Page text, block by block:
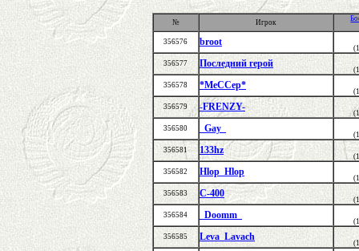
№ Игрок
356576 broot
356577
Последний герой
356578
*МеССер*
356579
-FRENZY-
356580
_Gay_
356581
133hz
356582
Hlop_Hlop
356583
C-400
356584
_Doomm_
356585
Leva_Lavach